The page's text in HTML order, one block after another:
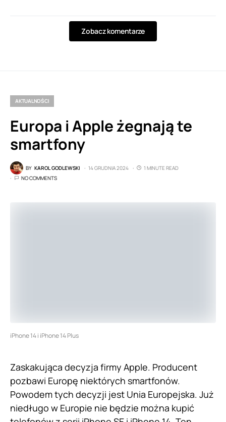
Zobacz komentarze
AKTUALNOŚCI
Europa i Apple żegnają te
smartfony
BY KAROL GODLEWSKI 14 GRUDNIA 2024
1 MINUTE READ
NO COMMENTS
iPhone 14 i iPhone 14 Plus
Zaskakująca decyzja firmy Apple. Producent
pozbawi Europę niektórych smartfonów.
Powodem tych decyzji jest Unia Europejska. Już
niedługo w Europie nie będzie można kupić